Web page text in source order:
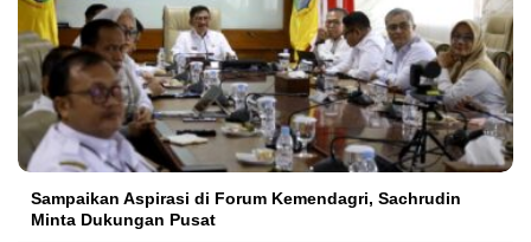
Sampaikan Aspirasi di Forum Kemendagri, Sachrudin
Minta Dukungan Pusat